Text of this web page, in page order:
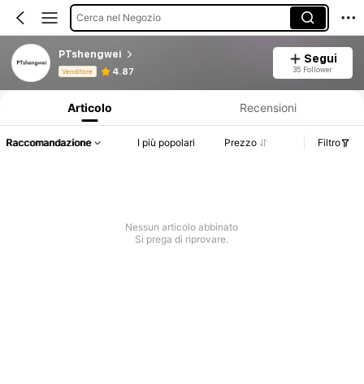
Cerca nel Negozio
PTshengwei
Venditore 4.87
Segui
35 Follower
Articolo Recensioni
Raccomandazione I più popolari Prezzo Filtro
Nessun articolo abbinato
Si prega di riprovare.